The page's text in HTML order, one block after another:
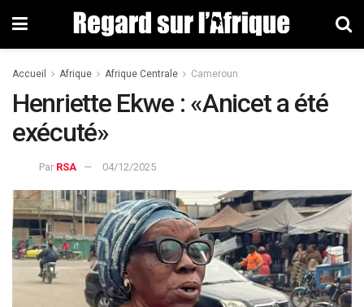
Accueil Afrique Afrique Centrale Cameroun
Henriette Ekwe : «Anicet a été
exécuté»
Par RSA 04/12/2025